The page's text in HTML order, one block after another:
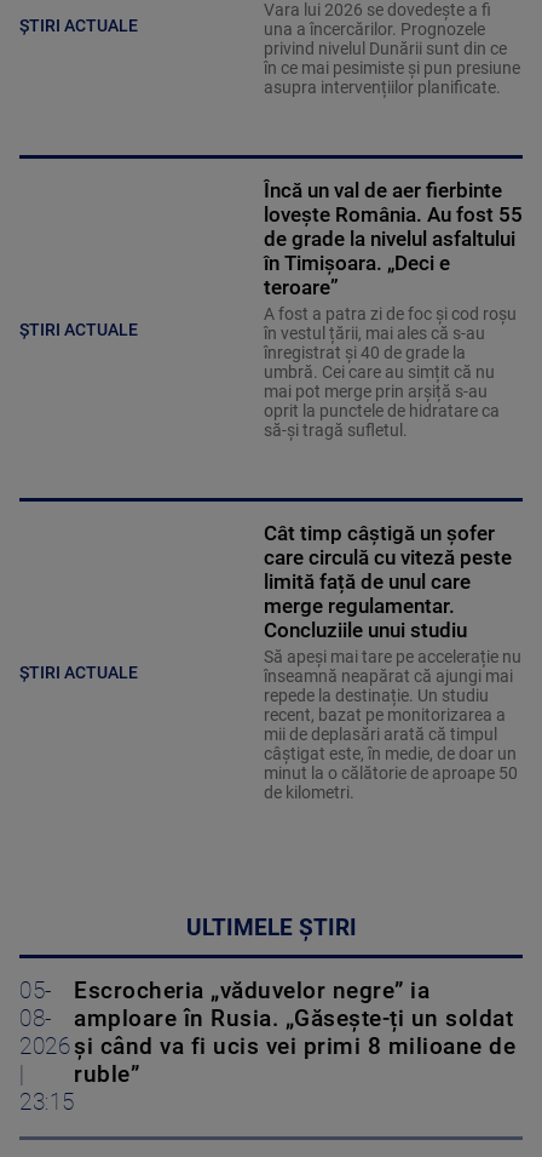
ȘTIRI ACTUALE
Vara lui 2026 se dovedește a fi
una a încercărilor. Prognozele
privind nivelul Dunării sunt din ce
în ce mai pesimiste și pun presiune
asupra intervențiilor planificate.
ȘTIRI ACTUALE
Încă un val de aer fierbinte
lovește România. Au fost 55
de grade la nivelul asfaltului
în Timișoara. „Deci e
teroare”
A fost a patra zi de foc și cod roșu
în vestul țării, mai ales că s-au
înregistrat și 40 de grade la
umbră. Cei care au simțit că nu
mai pot merge prin arșiță s-au
oprit la punctele de hidratare ca
să-și tragă sufletul.
ȘTIRI ACTUALE
Cât timp câștigă un șofer
care circulă cu viteză peste
limită față de unul care
merge regulamentar.
Concluziile unui studiu
Să apeși mai tare pe accelerație nu
înseamnă neapărat că ajungi mai
repede la destinație. Un studiu
recent, bazat pe monitorizarea a
mii de deplasări arată că timpul
câștigat este, în medie, de doar un
minut la o călătorie de aproape 50
de kilometri.
ULTIMELE ȘTIRI
05-
08-
2026
23:15
Escrocheria „văduvelor negre” ia
amploare în Rusia. „Găsește-ți un soldat
și când va fi ucis vei primi 8 milioane de
ruble”